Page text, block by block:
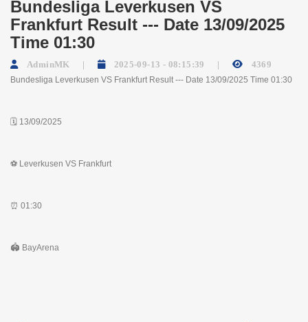
Bundesliga Leverkusen VS
Frankfurt Result --- Date 13/09/2025
Time 01:30
AdminMK 2025-09-13 - 08:15:39 4369
Bundesliga Leverkusen VS Frankfurt Result --- Date 13/09/2025 Time 01:30
🗓 13/09/2025
⚽️ Leverkusen VS Frankfurt
⏰ 01:30
🏟 BayArena